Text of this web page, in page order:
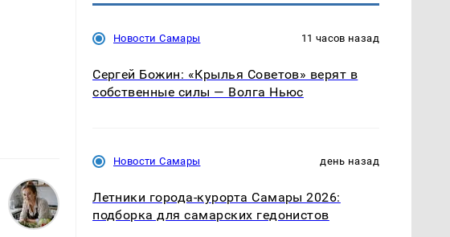
Новости Самары 11 часов назад
Сергей Божин: «Крылья Советов» верят в
собственные силы — Волга Ньюс
Новости Самары день назад
Летники города-курорта Самары 2026:
подборка для самарских гедонистов